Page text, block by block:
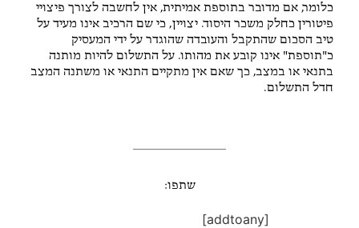
כלומר, אם מדובר בתוספת אמיתית, אין לחשבה לצורך פיצויי
פיטורין כחלק משכר היסוד. יצויין, כי שם הרכיב אינו מעיד על
טיב הסכום שהתקבל והעובדה שהוגדר על ידי המעסיק
כ"תוספת" אינו קובע את מהותו. על התשלום להיות מותנה
בתנאי או במצב, כך שאם אין מתקיים התנאי או משתנה המצב
חדל התשלום.
שתפו:
[addtoany]